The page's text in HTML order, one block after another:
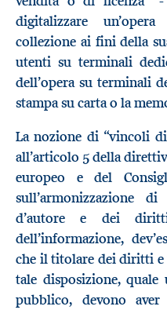
digitalizzare
collezione ai fini della
utenti su terminali
dell’opera su terminali
stampa su carta o la
La nozione di “vincoli
all’articolo 5 della
europeo e del
sull’armonizzazione
d’autore e dei
dell’informazione,
che il titolare dei diritti e
tale disposizione, quale
pubblico, devono